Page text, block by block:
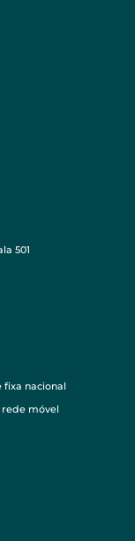
501
fixa nacional
rede móvel